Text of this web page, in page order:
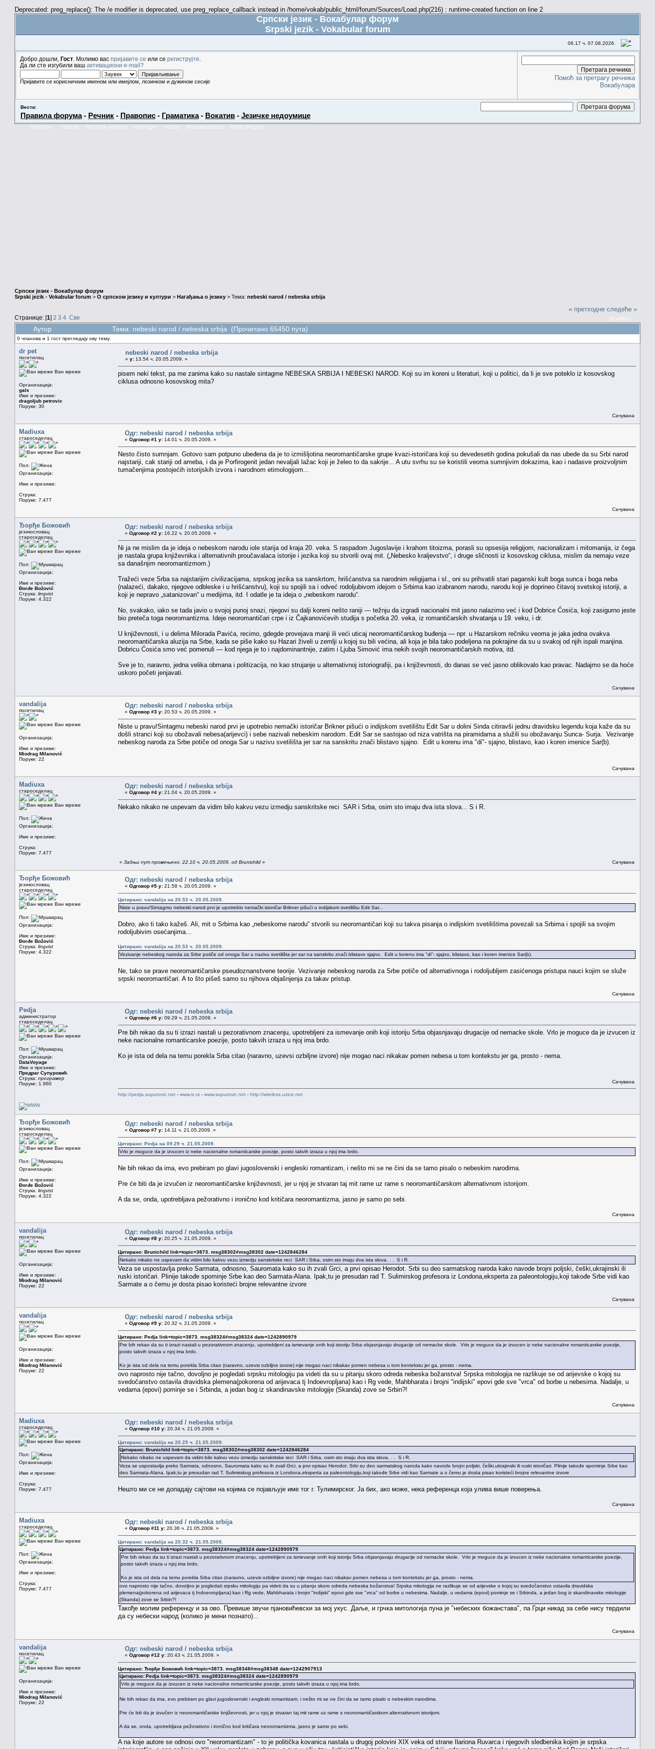
Deprecated: preg_replace(): The /e modifier is deprecated, use preg_replace_callback instead in /home/vokab/public_html/forum/Sources/Load.php(216) : runtime-created function on line 2
Српски језик - Вокабулар форум
Srpski jezik - Vokabular forum
06.17 ч. 07.08.2026.
Добро дошли, Гост . Молимо вас пријавите се или се региструјте
Да ли сте изгубили ваш активациони e-mail?
Пријавите се корисничким именом или имејлом, лозинком и дужином сесије
Помоћ за претрагу речника
Вокабулара
Вести:
Правила форума- Речник - Правопис - Граматика- Вокатив - Језичке недоумице
КАЛЕНДАР
Српски језик - Вокабулар форум
Srpski jezik - Vokabular forum > О српском језику и култури > Нагађања о језику > Тема: nebeski narod / nebeska srbija
Странице: [1] 2 3 4 Све
« претходне следеће »
Аутор Тема: nebeski narod / nebeska srbija (Прочитано 65450 пута)
0 чланова и 1 гост прегледају ову тему.
dr pet
посетилац
Ван мреже
Организација:
gals
Име и презиме:
dragoljub petrovic
Поруке: 30
nebeski narod / nebeska srbija
« у: 13.54 ч. 20.05.2009. »
pisem neki tekst, pa me zanima kako su nastale sintagme NEBESKA SRBIJA I NEBESKI NAROD. Koji su im koreni u literaturi, koji u politici, da li je sve poteklo iz kosovskog
ciklusa odnosno kosovskog mita?
Сачувана
Madiuxa
староседелац
Ван мреже
Пол:
Организација:
Име и презиме:
Струка:
Поруке: 7.477
Одг: nebeski narod / nebeska srbija
« Одговор #1 у: 14.01 ч. 20.05.2009. »
Nesto čisto sumnjam. Gotovo sam potpuno ubeđena da je to izmišljotina neoromantičarske grupe kvazi-istoričara koji su devedesetih godina pokušali da nas ubede da su Srbi narod
najstariji, cak stariji od ameba, i da je Porfirogenit jedan nevaljali lažac koji je želeo to da sakrije... A utu svrhu su se koristili veoma sumnjivim dokazima, kao i nadasve proizvoljnim
tumačenjima postojećih istorijskih izvora i narodnom etimologijom...
Сачувана
Ђорђе Божовић
језикословац
староседелац
Ван мреже
Пол:
Организација:
Име и презиме:
Đorđe Božović
Струка: lingvist
Поруке: 4.322
Одг: nebeski narod / nebeska srbija
« Одговор #2 у: 16.22 ч. 20.05.2009. »
Ni ja ne mislim da je ideja o nebeskom narodu iole starija od kraja 20. veka. S raspadom Jugoslavije i krahom titoizma, porasli su opsesija religijom, nacionalizam i mitomanija, iz čega
je nastala grupa književnika i alternativnih proučavalaca istorije i jezika koji su stvorili ovaj mit. („Nebesko kraljevstvo“, i druge sličnosti iz kosovskog ciklusa, mislim da nemaju veze
sa današnjim neoromantizmom.)
Tražeći veze Srba sa najstarijim civilizacijama, srpskog jezika sa sanskrtom, hrišćanstva sa narodnim religijama i sl., oni su prihvatili stari paganski kult boga sunca i boga neba
(nalazeći, dakako, njegove odbleske i u hrišćanstvu), koji su spojili sa i odveć rodoljubivom idejom o Srbima kao izabranom narodu, narodu koji je doprineo čitavoj svetskoj istoriji, a
koji je nepravo „satanizovan“ u medijima, itd. I odatle je ta ideja o „nebeskom narodu“.
No, svakako, iako se tada javio u svojoj punoj snazi, njegovi su dalji koreni nešto raniji — težnju da izgradi nacionalni mit jasno nalazimo već i kod Dobrice Ćosića, koji zasigurno jeste
bio preteča toga neoromantizma. Ideje neoromantičari crpe i iz Čajkanovićevih studija s početka 20. veka, iz romantičarskih shvatanja u 19. veku, i dr.
U književnosti, i u delima Milorada Pavića, recimo, gdegde provejava manji ili veći uticaj neoromantičarskog buđenja — npr. u Hazarskom rečniku veoma je jaka jedna ovakva
neoromantičarska aluzija na Srbe, kada se piše kako su Hazari živeli u zemlji u kojoj su bili većina, ali koja je bila tako podeljena na pokrajine da su u svakoj od njih ispali manjina.
Dobricu Ćosića smo već pomenuli — kod njega je to i najdominantnije, zatim i Ljuba Simović ima nekih svojih neoromantičarskih motiva, itd.
Sve je to, naravno, jedna velika obmana i politizacija, no kao strujanje u alternativnoj istoriografiji, pa i književnosti, do danas se već jasno oblikovalo kao pravac. Nadajmo se da hoće
uskoro početi jenjavati.
Сачувана
vandalija
посетилац
Ван мреже
Организација:
Име и презиме:
Miodrag Milanović
Поруке: 22
Одг: nebeski narod / nebeska srbija
« Одговор #3 у: 20.53 ч. 20.05.2009. »
Niste u pravu!Sintagmu nebeski narod prvi je upotrebio nemački istoričar Brikner pišući o indijskom svetilištu Edit Sar u dolini Sinda citiravši jednu dravidsku legendu koja kaže da su
došli stranci koji su obožavali nebesa(arijevci) i sebe nazivali nebeskim narodom. Edit Sar se sastojao od niza vatrišta na piramidama a služili su obožavanju Sunca- Surja. Vezivanje
nebeskog naroda za Srbe potiče od onoga Sar u nazivu svetilišta jer sar na sanskritu znači blistavo sjajno. Edit u korenu ima "di"- sjajno, blistavo, kao i koren imenice Sar(b).
Сачувана
Madiuxa
староседелац
Ван мреже
Пол:
Организација:
Име и презиме:
Струка:
Поруке: 7.477
Одг: nebeski narod / nebeska srbija
« Одговор #4 у: 21.04 ч. 20.05.2009. »
Nekako nikako ne uspevam da vidim bilo kakvu vezu izmedju sanskritske reci SAR i Srba, osim sto imaju dva ista slova... S i R.
« Задњи пут промењено: 22.10 ч. 20.05.2009. од Brunichild » Сачувана
Ђорђе Божовић
језикословац
староседелац
Ван мреже
Пол:
Организација:
Име и презиме:
Đorđe Božović
Струка: lingvist
Поруке: 4.322
Одг: nebeski narod / nebeska srbija
« Одговор #5 у: 21.58 ч. 20.05.2009. »
Цитирано: vandalija на 20.53 ч. 20.05.2009.
Niste u pravu!Sintagmu nebeski narod prvi je upotrebio nemački istoričar Brikner pišući o indijskom svetilištu Edit Sar...
Dobro, ako ti tako kažeš. Ali, mit o Srbima kao „nebeskome narodu“ stvorili su neoromantičari koji su takva pisanja o indijskim svetilištima povezali sa Srbima i spojili sa svojim
rodoljubivim osećanjima...
Цитирано: vandalija на 20.53 ч. 20.05.2009.
Vezivanje nebeskog naroda za Srbe potiče od onoga Sar u nazivu svetilišta jer sar na sanskritu znači blistavo sjajno. Edit u korenu ima "di"- sjajno, blistavo, kao i koren imenice Sar(b).
Ne, tako se prave neoromantičarske pseudoznanstvene teorije. Vezivanje nebeskog naroda za Srbe potiče od alternativnoga i rodoljubljem zasićenoga pristupa nauci kojim se služe
srpski neoromantičari. A to što pišeš samo su njihova objašnjenja za takav pristup.
Сачувана
Pedja
администратор
староседелац
Ван мреже
Пол:
Организација:
DataVoyage
Име и презиме:
Предраг Супуровић
Струка: програмер
Поруке: 1.960
Одг: nebeski narod / nebeska srbija
« Одговор #6 у: 09.29 ч. 21.05.2009. »
Pre bih rekao da su ti izrazi nastali u pezorativnom znacenju, upotrebljeni za ismevanje onih koji istoriju Srba objasnjavaju drugacije od nemacke skole. Vrlo je moguce da je izvucen iz
neke nacionalne romanticarske poezije, posto takvih izraza u njoj ima brdo.
Ko je ista od dela na temu porekla Srba citao (naravno, uzevsi ozbiljne izvore) nije mogao naci nikakav pomen nebesa u tom kontekstu jer ga, prosto - nema.
Сачувана
http://pedja.supurovic.net - www.iz.rs - www.supurovic.net - http://wireless.uzice.net
Ђорђе Божовић
језикословац
староседелац
Ван мреже
Пол:
Организација:
Име и презиме:
Đorđe Božović
Струка: lingvist
Поруке: 4.322
Одг: nebeski narod / nebeska srbija
« Одговор #7 у: 14.11 ч. 21.05.2009. »
Цитирано: Pedja на 09.29 ч. 21.05.2009.
Vrlo je moguce da je izvucen iz neke nacionalne romanticarske poezije, posto takvih izraza u njoj ima brdo.
Ne bih rekao da ima, evo prebiram po glavi jugoslovenski i engleski romantizam, i nešto mi se ne čini da se tamo pisalo o nebeskim narodima.
Pre će biti da je izvučen iz neoromantičarske književnosti, jer u njoj je stvaran taj mit rame uz rame s neoromantičarskom alternativnom istorijom.
A da se, onda, upotrebljava pežorativno i ironično kod kritičara neoromantizma, jasno je samo po sebi.
Сачувана
vandalija
посетилац
Ван мреже
Организација:
Име и презиме:
Miodrag Milanović
Поруке: 22
Одг: nebeski narod / nebeska srbija
« Одговор #8 у: 20.25 ч. 21.05.2009. »
Цитирано: Brunichild link=topic=3873. msg38302#msg38302 date=1242846284
Nekako nikako ne uspevam da vidim bilo kakvu vezu izmedju sanskritske reci SAR i Srba, osim sto imaju dva ista slova. . . S i R.
Veza se uspostavlja preko Sarmata, odnosno, Sauromata kako su ih zvali Grci, a prvi opisao Herodot. Srbi su deo sarmatskog naroda kako navode brojni poljski, češki,ukrajinski ili
ruski istoričari. Plinije takođe spominje Srbe kao deo Sarmata-Alana. Ipak,tu je presudan rad T. Sulimirskog profesora iz Londona,eksperta za paleontologiju,koji takođe Srbe vidi kao
Sarmate a o čemu je dosta pisao koristeći brojne relevantne izvore
Сачувана
vandalija
посетилац
Ван мреже
Организација:
Име и презиме:
Miodrag Milanović
Поруке: 22
Одг: nebeski narod / nebeska srbija
« Одговор #9 у: 20.32 ч. 21.05.2009. »
Цитирано: Pedja link=topic=3873. msg38324#msg38324 date=1242890979
Pre bih rekao da su ti izrazi nastali u pezorativnom znacenju, upotrebljeni za ismevanje onih koji istoriju Srba objasnjavaju drugacije od nemacke skole. Vrlo je moguce da je izvucen iz neke nacionalne romanticarske poezije,
posto takvih izraza u njoj ima brdo.
Ko je ista od dela na temu porekla Srba citao (naravno, uzevsi ozbiljne izvore) nije mogao naci nikakav pomen nebesa u tom kontekstu jer ga, prosto - nema.
ovo naprosto nije tačno, dovoljno je pogledati srpsku mitologiju pa videti da su u pitanju skoro odreda nebeska božanstva! Srpska mitologija ne razlikuje se od arijevske o kojoj su
svedočanstvo ostavila dravidska plemena(pokorena od arijevaca tj Indoevropljana) kao i Rg vede, Mahbharata i brojni "indijski" epovi gde sve "vrca" od borbe u nebesima. Nadalje, u
vedama (epovi) pominje se i Srbinda, a jedan bog iz skandinavske mitologije (Skanda) zove se Srbin?!
Сачувана
Madiuxa
староседелац
Ван мреже
Пол:
Организација:
Име и презиме:
Струка:
Поруке: 7.477
Одг: nebeski narod / nebeska srbija
« Одговор #10 у: 20.34 ч. 21.05.2009. »
Цитирано: vandalija на 20.25 ч. 21.05.2009.
Цитирано: Brunichild link=topic=3873. msg38302#msg38302 date=1242846284
Nekako nikako ne uspevam da vidim bilo kakvu vezu izmedju sanskritske reci SAR i Srba, osim sto imaju dva ista slova. . . S i R.
Veza se uspostavlja preko Sarmata, odnosno, Sauromata kako su ih zvali Grci, a prvi opisao Herodot. Srbi su deo sarmatskog naroda kako navode brojni poljski, češki,ukrajinski ili ruski istoričari. Plinije takođe spominje Srbe kao
deo Sarmata-Alana. Ipak,tu je presudan rad T. Sulimirskog profesora iz Londona,eksperta za paleontologiju,koji takođe Srbe vidi kao Sarmate a o čemu je dosta pisao koristeći brojne relevantne izvore
Нешто ми се не допадају сајтови на којима се појављује име тог г. Тулимирског. Ја бих, ако може, нека референца која улива више поверења.
Сачувана
Madiuxa
староседелац
Ван мреже
Пол:
Организација:
Име и презиме:
Струка:
Поруке: 7.477
Одг: nebeski narod / nebeska srbija
« Одговор #11 у: 20.36 ч. 21.05.2009. »
Цитирано: vandalija на 20.32 ч. 21.05.2009.
Цитирано: Pedja link=topic=3873. msg38324#msg38324 date=1242890979
Pre bih rekao da su ti izrazi nastali u pezorativnom znacenju, upotrebljeni za ismevanje onih koji istoriju Srba objasnjavaju drugacije od nemacke skole. Vrlo je moguce da je izvucen iz neke nacionalne romanticarske poezije,
posto takvih izraza u njoj ima brdo.
Ko je ista od dela na temu porekla Srba citao (naravno, uzevsi ozbiljne izvore) nije mogao naci nikakav pomen nebesa u tom kontekstu jer ga, prosto - nema.
ovo naprosto nije tačno, dovoljno je pogledati srpsku mitologiju pa videti da su u pitanju skoro odreda nebeska božanstva! Srpska mitologija ne razlikuje se od arijevske o kojoj su svedočanstvo ostavila dravidska
plemena(pokorena od arijevaca tj Indoevropljana) kao i Rg vede, Mahbharata i brojni "indijski" epovi gde sve "vrca" od borbe u nebesima. Nadalje, u vedama (epovi) pominje se i Srbinda, a jedan bog iz skandinavske mitologije
(Skanda) zove se Srbin?!
Такође молим референцу и за ово. Превише звучи пјановићевски за мој укус. Даље, и грчка митологија пуна је "небеских божанстава", па Грци никад за себе нису тврдили
да су небески народ (колико је мени познато)...
Сачувана
vandalija
посетилац
Ван мреже
Организација:
Име и презиме:
Miodrag Milanović
Поруке: 22
Одг: nebeski narod / nebeska srbija
« Одговор #12 у: 20.43 ч. 21.05.2009. »
Цитирано: Ђорђе Божовић link=topic=3873. msg38348#msg38348 date=1242907913
Цитирано: Pedja link=topic=3873. msg38324#msg38324 date=1242890979
Vrlo je moguce da je izvucen iz neke nacionalne romanticarske poezije, posto takvih izraza u njoj ima brdo.
Ne bih rekao da ima, evo prebiram po glavi jugoslovenski i engleski romantizam, i nešto mi se ne čini da se tamo pisalo o nebeskim narodima.
Pre će biti da je izvučen iz neoromantičarske književnosti, jer u njoj je stvaran taj mit rame uz rame s neoromantičarskom alternativnom istorijom.
A da se, onda, upotrebljava pežorativno i ironično kod kritičara neoromantizma, jasno je samo po sebi.
A na koje autore se odnosi ovo "neoromantizam" - to je politička kovanica nastala u drugoj polovini XIX veka od strane Ilariona Ruvarca i njegovih sledbenika kojim je srpska